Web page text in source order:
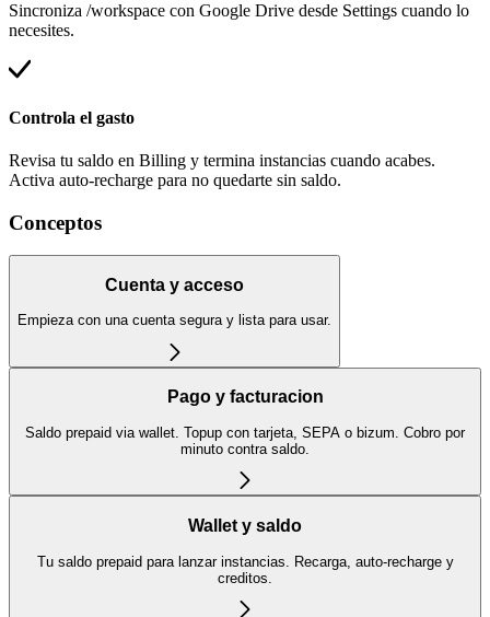
Sincroniza /workspace con Google Drive desde Settings cuando lo
necesites.
Controla el gasto
Revisa tu saldo en Billing y termina instancias cuando acabes.
Activa auto-recharge para no quedarte sin saldo.
Conceptos
Cuenta y acceso
Empieza con una cuenta segura y lista para usar.
Pago y facturacion
Saldo prepaid via wallet. Topup con tarjeta, SEPA o bizum. Cobro por
minuto contra saldo.
Wallet y saldo
Tu saldo prepaid para lanzar instancias. Recarga, auto-recharge y
creditos.